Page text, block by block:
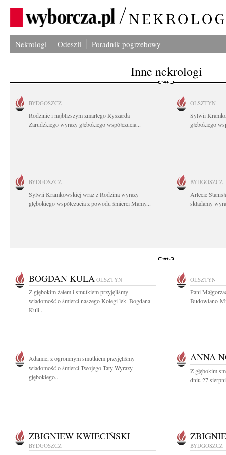
Nekrologi Odeszli Poradnik pogrzebowy
Inne nekrologi
BYDGOSZCZ
Rodzinie i najbliższym zmarłego Ryszarda
Zarudzkiego wyrazy głębokiego współczucia...
OLSZTYN
Sylwii
głębokiego
BYDGOSZCZ
Sylwii Kramkowskiej wraz z Rodziną wyrazy
głębokiego współczucia z powodu śmierci Mamy...
BYDGOSZCZ
Arlecie
składamy
BOGDAN KULA OLSZTYN
Z głębokim żalem i smutkiem przyjęliśmy
wiadomość o śmierci naszego Kolegi lek. Bogdana
Kuli...
OLSZTYN
Pani
Budowlano-
Adamie, z ogromnym smutkiem przyjęliśmy
wiadomość o śmierci Twojego Taty Wyrazy
głębokiego...
ANNA
Z głębokim
dniu 27
ZBIGNIEW KWIECIŃSKI
BYDGOSZCZ BYDGOSZCZ